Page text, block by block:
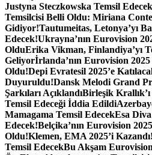
Justyna Steczkowska Temsil
Temsilcisi Belli Oldu: Miriana
Gidiyor!Tautumeitas, Letonya’yı
Edecek!Ukrayna’nın Eurovision
OlduErika Vikman, Finlandiya’yı
Geliyorİrlanda’nın Eurovision
Oldu!Depi Evratesil 2025’e
Duyuruldu!Dansk Melodi Grand
Şarkıları AçıklandıBirleşik
Temsil Edeceği İddia Edildi
Mamagama Temsil EdecekEsa
Edecek!Belçika’nın Eurovision
Oldu!Klemen, EMA 2025’i
Temsil EdecekBu Akşam